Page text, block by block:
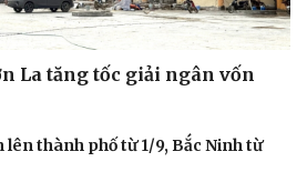
La tăng tốc giải ngân vốn
lên thành phố từ 1/9, Bắc Ninh từ